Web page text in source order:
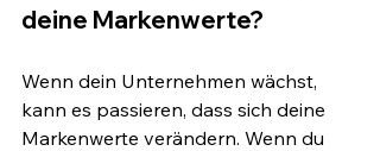
deine Markenwerte?
Wenn dein Unternehmen wächst,
kann es passieren, dass sich deine
Markenwerte verändern. Wenn du